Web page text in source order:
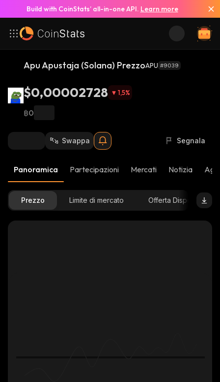
Build with CoinStats’ all-in-one API. Learn more
Apu Apustaja (Solana) PrezzoAPU #9039
$0,00002728 1,5%
฿0
Swappa Segnala
Panoramica Partecipazioni Mercati Notizia
Prezzo Limite di mercato Offerta Disponibile